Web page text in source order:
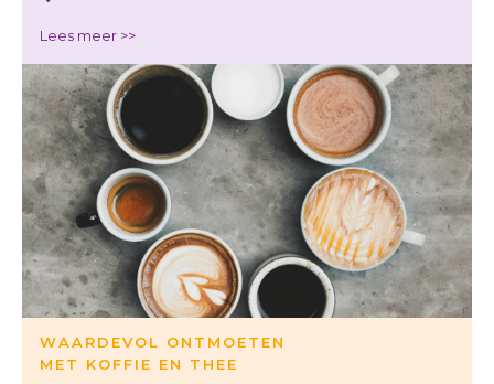
Lees meer >>
WAARDEVOL ONTMOETEN
MET KOFFIE EN THEE